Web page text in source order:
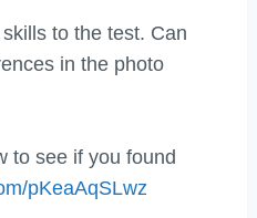
to the test. Can
in the photo
to see if you found
pKeaAqSLwz